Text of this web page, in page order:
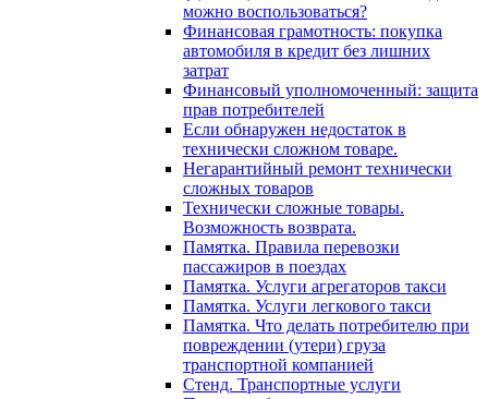
можно воспользоваться?
Финансовая грамотность: покупка
автомобиля в кредит без лишних
затрат
Финансовый уполномоченный: защита
прав потребителей
Если обнаружен недостаток в
технически сложном товаре.
Негарантийный ремонт технически
сложных товаров
Технически сложные товары.
Возможность возврата.
Памятка. Правила перевозки
пассажиров в поездах
Памятка. Услуги агрегаторов такси
Памятка. Услуги легкового такси
Памятка. Что делать потребителю при
повреждении (утери) груза
транспортной компанией
Стенд. Транспортные услуги